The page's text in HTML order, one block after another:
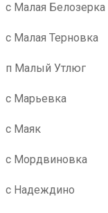
с Малая Белозерка
с Малая Терновка
п Малый Утлюг
с Марьевка
с Маяк
с Мордвиновка
с Надеждино